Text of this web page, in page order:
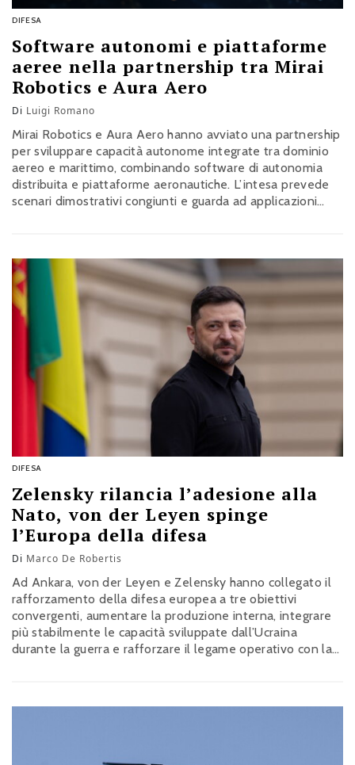
DIFESA
Software autonomi e piattaforme
aeree nella partnership tra Mirai
Robotics e Aura Aero
Di Luigi Romano
Mirai Robotics e Aura Aero hanno avviato una partnership
per sviluppare capacità autonome integrate tra dominio
aereo e marittimo, combinando software di autonomia
distribuita e piattaforme aeronautiche. L’intesa prevede
scenari dimostrativi congiunti e guarda ad applicazioni
DIFESA
Zelensky rilancia l’adesione alla
Nato, von der Leyen spinge
l’Europa della difesa
Di Marco De Robertis
Ad Ankara, von der Leyen e Zelensky hanno collegato il
rafforzamento della difesa europea a tre obiettivi
convergenti, aumentare la produzione interna, integrare
più stabilmente le capacità sviluppate dall’Ucraina
durante la guerra e rafforzare il legame operativo con la